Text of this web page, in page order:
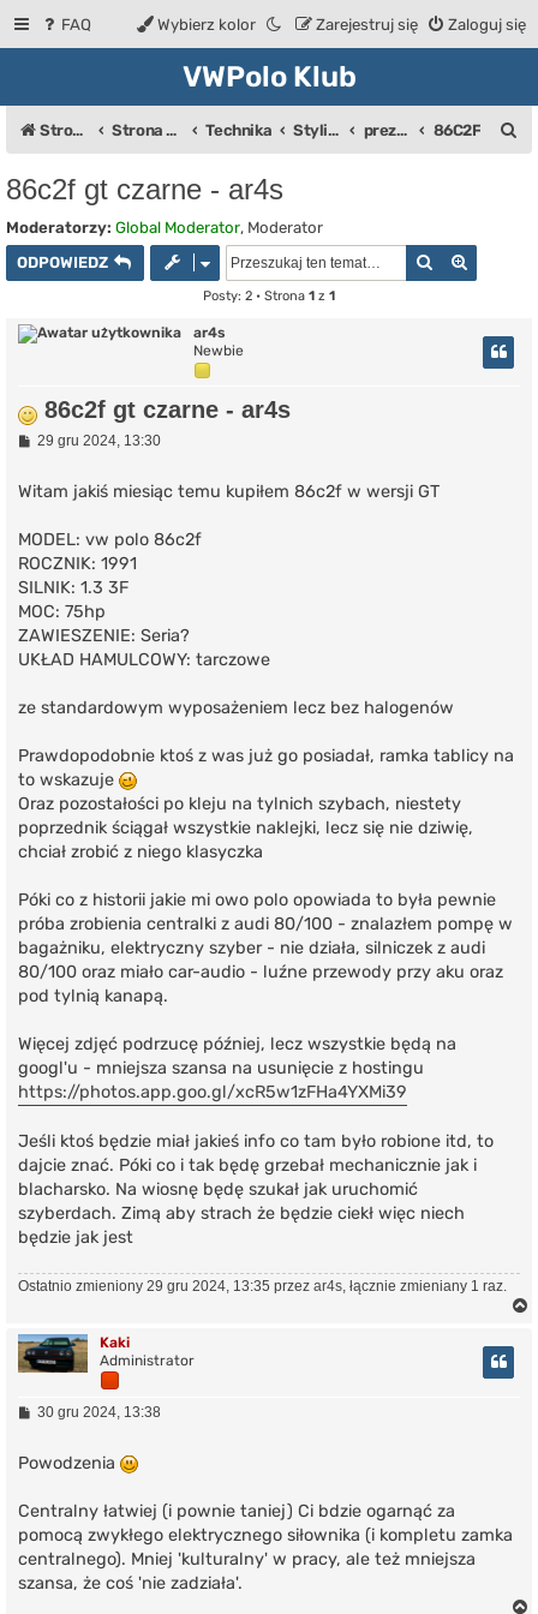
FAQ Zaloguj się
Zarejestruj się
Wybierz kolor
VWPolo Klub
Strona domowa Strona główna Technika Styling / Fotki aut prezentacja samochodów użytkowników 86C2F
86c2f gt czarne - ar4s
Moderatorzy: Global Moderator, Moderator
ODPOWIEDZ
Szukaj
Posty: 2 • Strona 1 z 1
ar4s
Newbie
86c2f gt czarne - ar4s
P
t
29 gru 2024, 13:30
Witam jakiś miesiąc temu kupiłem 86c2f w wersji GT
MODEL: vw polo 86c2f
ROCZNIK: 1991
SILNIK: 1.3 3F
MOC: 75hp
ZAWIESZENIE: Seria?
UKŁAD HAMULCOWY: tarczowe
ze standardowym wyposażeniem lecz bez halogenów
Prawdopodobnie ktoś z was już go posiadał, ramka tablicy na
to wskazuje
Oraz pozostałości po kleju na tylnich szybach, niestety
poprzednik ściągał wszystkie naklejki, lecz się nie dziwię,
chciał zrobić z niego klasyczka
Póki co z historii jakie mi owo polo opowiada to była pewnie
próba zrobienia centralki z audi 80/100 - znalazłem pompę w
bagażniku, elektryczny szyber - nie działa, silniczek z audi
80/100 oraz miało car-audio - luźne przewody przy aku oraz
pod tylnią kanapą.
Więcej zdjęć podrzucę później, lecz wszystkie będą na
googl'u - mniejsza szansa na usunięcie z hostingu
https://photos.app.goo.gl/xcR5w1zFHa4YXMi39
Jeśli ktoś będzie miał jakieś info co tam było robione itd, to
dajcie znać. Póki co i tak będę grzebał mechanicznie jak i
blacharsko. Na wiosnę będę szukał jak uruchomić
szyberdach. Zimą aby strach że będzie ciekł więc niech
będzie jak jest
Ostatnio zmieniony 29 gru 2024, 13:35 przez ar4s, łącznie zmieniany 1 raz.
Kaki
Administrator
P
t
30 gru 2024, 13:38
Powodzenia
Centralny łatwiej (i pownie taniej) Ci bdzie ogarnąć za
pomocą zwykłego elektrycznego siłownika (i kompletu zamka
centralnego). Mniej 'kulturalny' w pracy, ale też mniejsza
szansa, że coś 'nie zadziała'.